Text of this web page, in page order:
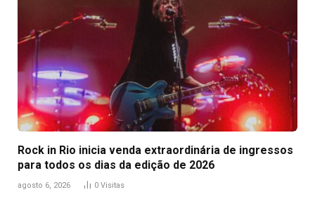
Rock in Rio inicia venda extraordinária de ingressos
para todos os dias da edição de 2026
agosto 6, 2026 0 Visitas